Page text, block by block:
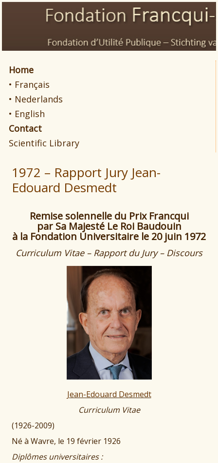
Home
• Français
• Nederlands
• English
Contact
Scientific Library
1972 – Rapport Jury Jean-
Edouard Desmedt
Remise solennelle du Prix Francqui
par Sa Majesté Le Roi Baudouin
à la Fondation Universitaire le 20 juin 1972
Curriculum Vitae – Rapport du Jury – Discours
Jean-Edouard Desmedt
Curriculum Vitae
(1926-2009)
Né à Wavre, le 19 février 1926
Diplômes universitaires :